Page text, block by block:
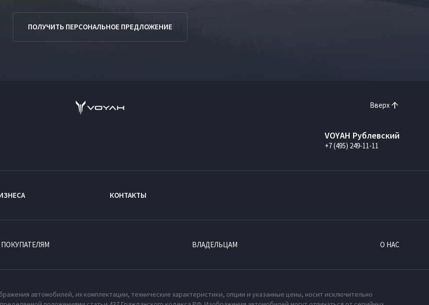
ПОЛУЧИТЬ ПЕРСОНАЛЬНОЕ ПРЕДЛОЖЕНИЕ
Вверх
VOYAH Рублевский
+7 (495) 249-11-11
КОНТАКТЫ
ПОКУПАТЕЛЯМ ВЛАДЕЛЬЦАМ О НАС
автомобилей, их комплектации, технические характеристики, опции и указанные цены, носит исключительно